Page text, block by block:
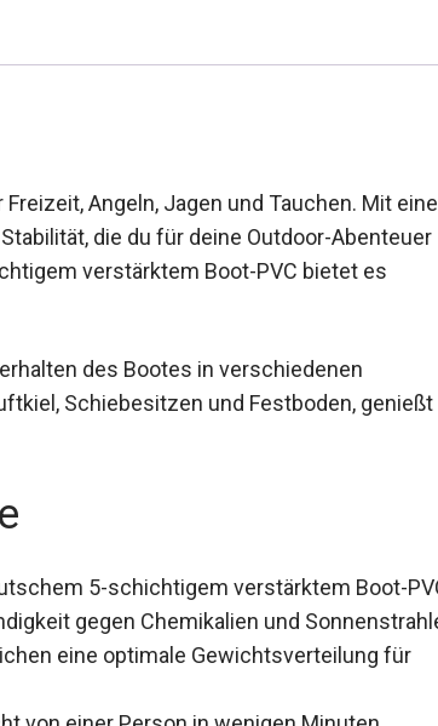
Angeln, Jagen und Tauchen. Mit einer
die du für deine Outdoor-Abenteuer
verstärktem Boot-PVC bietet es
des Bootes in verschiedenen
Schiebesitzen und Festboden, genießt
5-schichtigem verstärktem Boot-
gegen Chemikalien und
eine optimale Gewichtsverteilung für